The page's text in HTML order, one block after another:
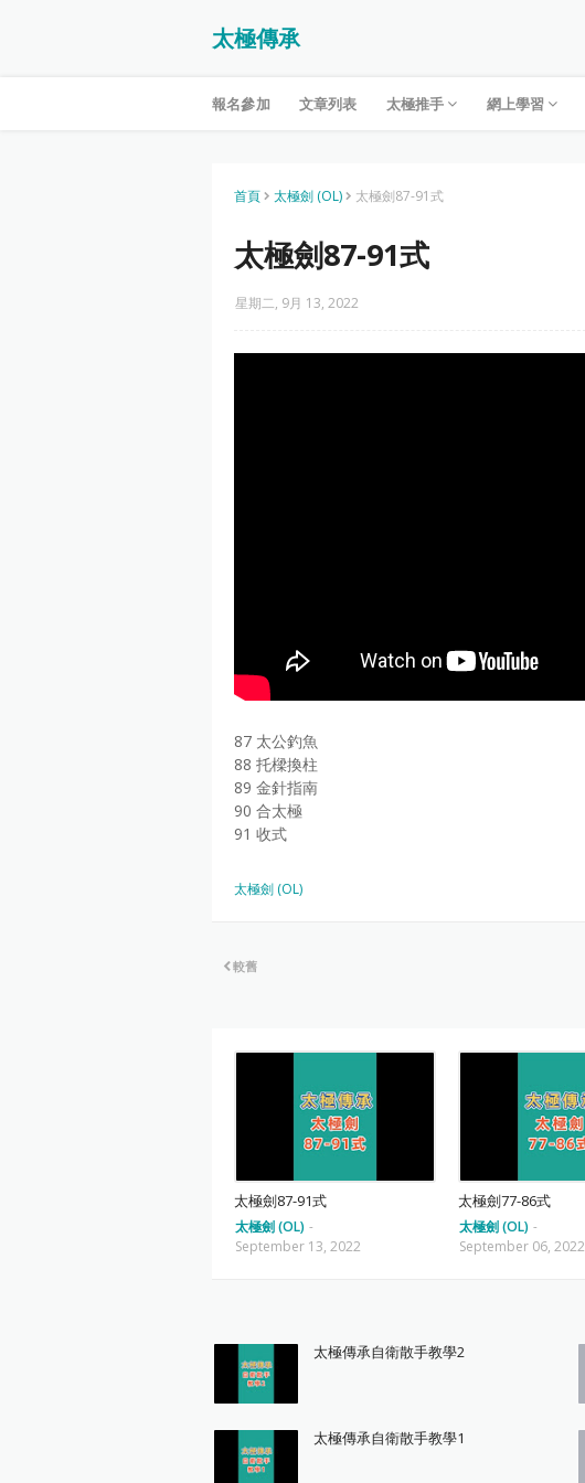
太極傳承
報名參加 文章列表 太極推手 網上學習
首頁 太極劍 (OL) 太極劍87-91式
太極劍87-91式
星期二, 9月 13, 2022
87 太公釣魚
88 托樑換柱
89 金針指南
90 合太極
91 收式
太極劍 (OL)
較舊
太極劍87-91式
太極劍 (OL) -
September 13, 2022
太極劍77-86式
太極劍 (OL) -
September 06, 2022
太極傳承自衛散手教學2
太極傳承自衛散手教學1